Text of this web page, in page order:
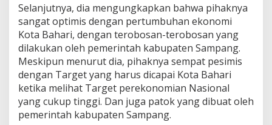
Selanjutnya, dia mengungkapkan bahwa pihaknya
sangat optimis dengan pertumbuhan ekonomi
Kota Bahari, dengan terobosan-terobosan yang
dilakukan oleh pemerintah kabupaten Sampang.
Meskipun menurut dia, pihaknya sempat pesimis
dengan Target yang harus dicapai Kota Bahari
ketika melihat Target perekonomian Nasional
yang cukup tinggi. Dan juga patok yang dibuat oleh
pemerintah kabupaten Sampang.